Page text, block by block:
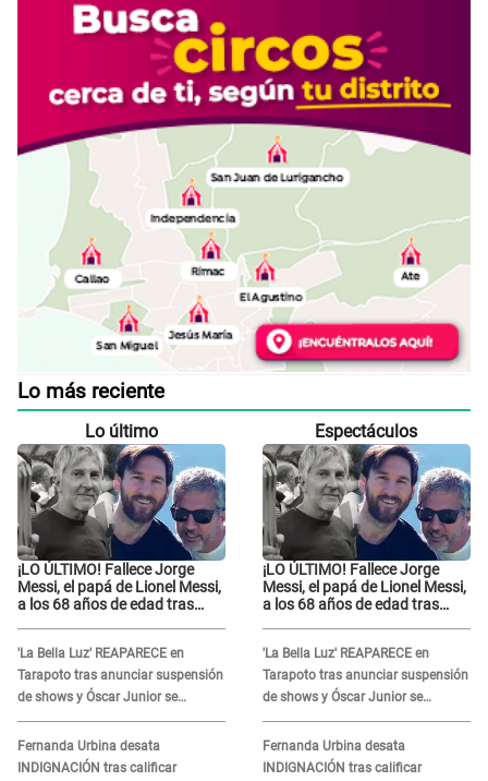
Lo más reciente
Lo último
¡LO ÚLTIMO! Fallece Jorge
Messi, el papá de Lionel Messi,
a los 68 años de edad tras
'La Bella Luz' REAPARECE en
Tarapoto tras anunciar suspensión
de shows y Óscar Junior se
JUSTIFICA: "Por un error no vamos
a pagar todos"
Fernanda Urbina desata
INDIGNACIÓN tras calificar
Espectáculos
¡LO ÚLTIMO! Fallece Jorge
Messi, el papá de Lionel Messi,
a los 68 años de edad tras
'La Bella Luz' REAPARECE en
Tarapoto tras anunciar suspensión
de shows y Óscar Junior se
JUSTIFICA: "Por un error no vamos
a pagar todos"
Fernanda Urbina desata
INDIGNACIÓN tras calificar